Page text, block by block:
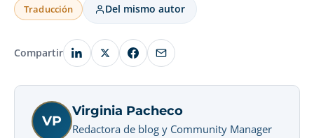
Traducción Del mismo autor
Compartir
VP
Virginia Pacheco
Redactora de blog y Community Manager